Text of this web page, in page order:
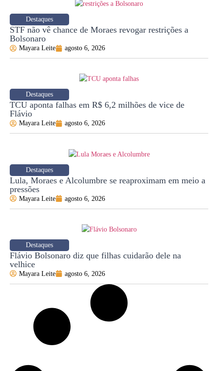
Destaques
STF não vê chance de Moraes revogar restrições a
Bolsonaro
Mayara Leite agosto 6, 2026
Destaques
TCU aponta falhas em R$ 6,2 milhões de vice de
Flávio
Mayara Leite agosto 6, 2026
Destaques
Lula, Moraes e Alcolumbre se reaproximam em meio a
pressões
Mayara Leite agosto 6, 2026
Destaques
Flávio Bolsonaro diz que filhas cuidarão dele na
velhice
Mayara Leite agosto 6, 2026